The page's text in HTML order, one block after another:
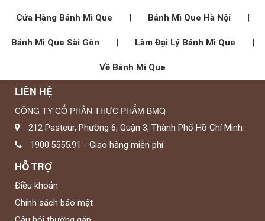
Cửa Hàng Bánh Mì Que | Bánh Mì Que Hà Nội |
Bánh Mì Que Sài Gòn | Làm Đại Lý Bánh Mì Que |
Về Bánh Mì Que
LIÊN HỆ
CÔNG TY CỔ PHẦN THỰC PHẨM BMQ
212 Pasteur, Phường 6, Quận 3, Thành Phố Hồ Chí Minh
1900.5555.91 - Giao hàng miễn phí
HỖ TRỢ
Điều khoản
Chính sách bảo mật